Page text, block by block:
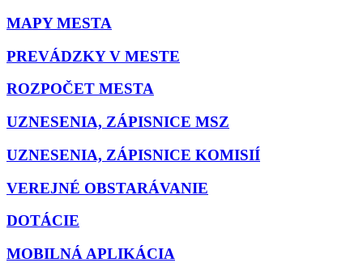
MAPY MESTA
PREVÁDZKY V MESTE
ROZPOČET MESTA
UZNESENIA, ZÁPISNICE MSZ
UZNESENIA, ZÁPISNICE KOMISIÍ
VEREJNÉ OBSTARÁVANIE
DOTÁCIE
MOBILNÁ APLIKÁCIA